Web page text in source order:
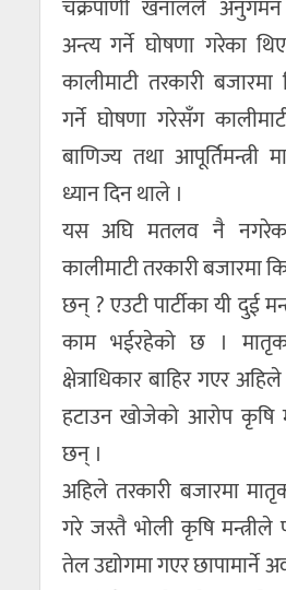
चक्रपाणी खनालले अनुगमन
अन्त्य गर्ने घोषणा गरेका
कालीमाटी तरकारी बजारमा
गर्ने घोषणा गरेसँग
बाणिज्य तथा आपूर्तिमन्त्री
ध्यान दिन थाले ।
यस अघि मतलव नै
कालीमाटी तरकारी बजारमा
छन् ? एउटी पार्टीका यी दुई
काम भईरहेको छ ।
क्षेत्राधिकार बाहिर गएर
हटाउन खोजेको आरोप कृषि
छन् ।
अहिले तरकारी बजारमा
गरे जस्तै भोली कृषि मन्त्रीले
तेल उद्योगमा गएर